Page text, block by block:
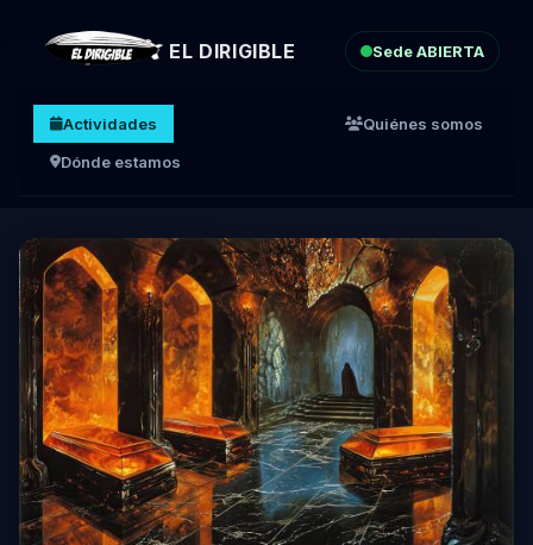
EL DIRIGIBLE Sede ABIERTA
Actividades
Quiénes somos
Dónde estamos